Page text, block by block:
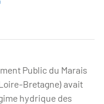
Public du Marais
Loire-Bretagne) avait
hydrique des